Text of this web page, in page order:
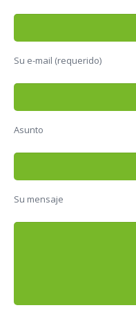
Su e-mail (requerido)
Asunto
Su mensaje